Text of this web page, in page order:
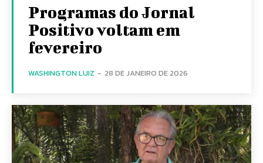
Programas do Jornal
Positivo voltam em
fevereiro
WASHINGTON LUIZ - 28 DE JANEIRO DE 2026